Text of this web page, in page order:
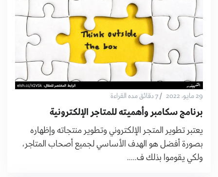
29 مايو، 2022 /7 دقائق مده القراءة
برنامج سكامبر وأهميته للمتاجر الإلكترونية
يعتبر تطوير المتجر الإلكتروني وتطوير منتجاته وإظهاره
بصورة أفضل هو الهدف الأساسي لجميع أصحاب المتاجر،
ولكي يقوموا بذلك ف.....